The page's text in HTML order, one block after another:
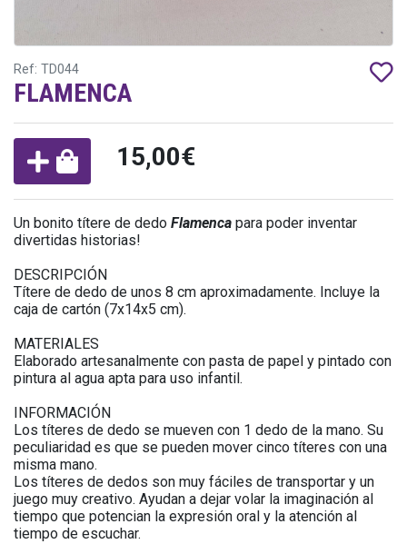
Ref: TD044
FLAMENCA
15,00€
Un bonito títere de dedo Flamenca para poder inventar
divertidas historias!
DESCRIPCIÓN
Títere de dedo de unos 8 cm aproximadamente. Incluye la
caja de cartón (7x14x5 cm).
MATERIALES
Elaborado artesanalmente con pasta de papel y pintado con
pintura al agua apta para uso infantil.
INFORMACIÓN
Los títeres de dedo se mueven con 1 dedo de la mano. Su
peculiaridad es que se pueden mover cinco títeres con una
misma mano.
Los títeres de dedos son muy fáciles de transportar y un
juego muy creativo. Ayudan a dejar volar la imaginación al
tiempo que potencian la expresión oral y la atención al
tiempo de escuchar.